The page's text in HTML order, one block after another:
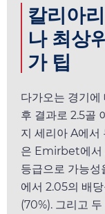
칼리아
나 최상
가 팁
다가오는 경기에
후 결과로 2.5골
지 세리아 A에서
은 Emirbet에서
등급으로 가능성
에서 2.05의 배
(70%). 그리고